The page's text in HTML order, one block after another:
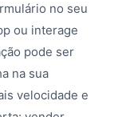
no seu
ou interage
pode ser
na sua
velocidade e